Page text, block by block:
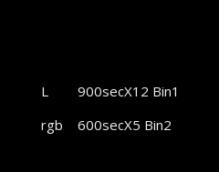
L 900secX12 Bin1
rgb 600secX5 Bin2